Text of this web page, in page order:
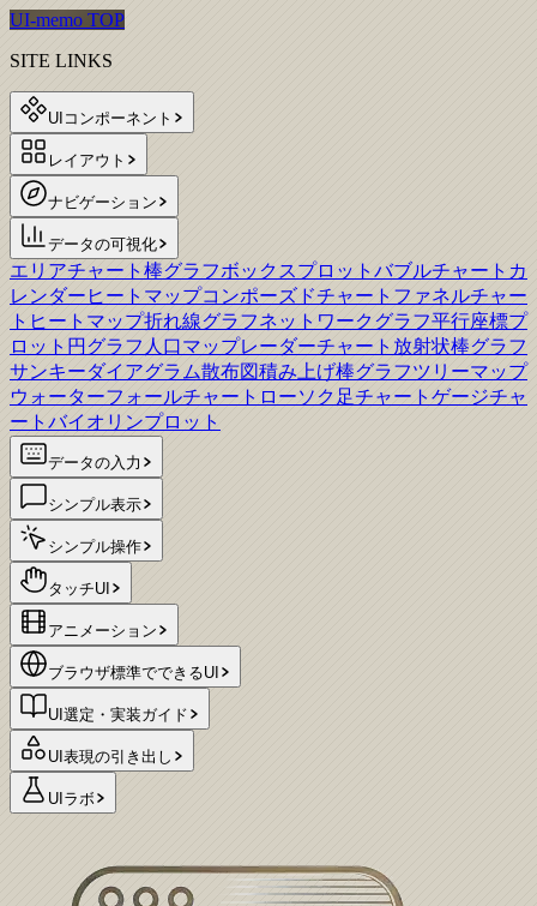
UI-memo TOP
SITE LINKS
UIコンポーネント
レイアウト
ナビゲーション
データの可視化
エリアチャート 棒グラフボックスプロット バブルチャート カ
レンダーヒートマップコンポーズドチャート ファネルチャー
ト ヒートマップ折れ線グラフネットワークグラフ平行座標プ
ロット 円グラフ 人口マップレーダーチャート 放射状棒グラフ
サンキーダイアグラム散布図積み上げ棒グラフツリーマップ
ウォーターフォールチャート ローソク足チャート ゲージチャ
ート バイオリンプロット
データの入力
シンプル表示
シンプル操作
タッチUI
アニメーション
ブラウザ標準でできるUI
UI選定・実装ガイド
UI表現の引き出し
UIラボ